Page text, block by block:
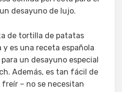
desayuno de lujo.
de tortilla de patatas
es una receta española
un desayuno especial
Además, es tan fácil de
– no se necesitan